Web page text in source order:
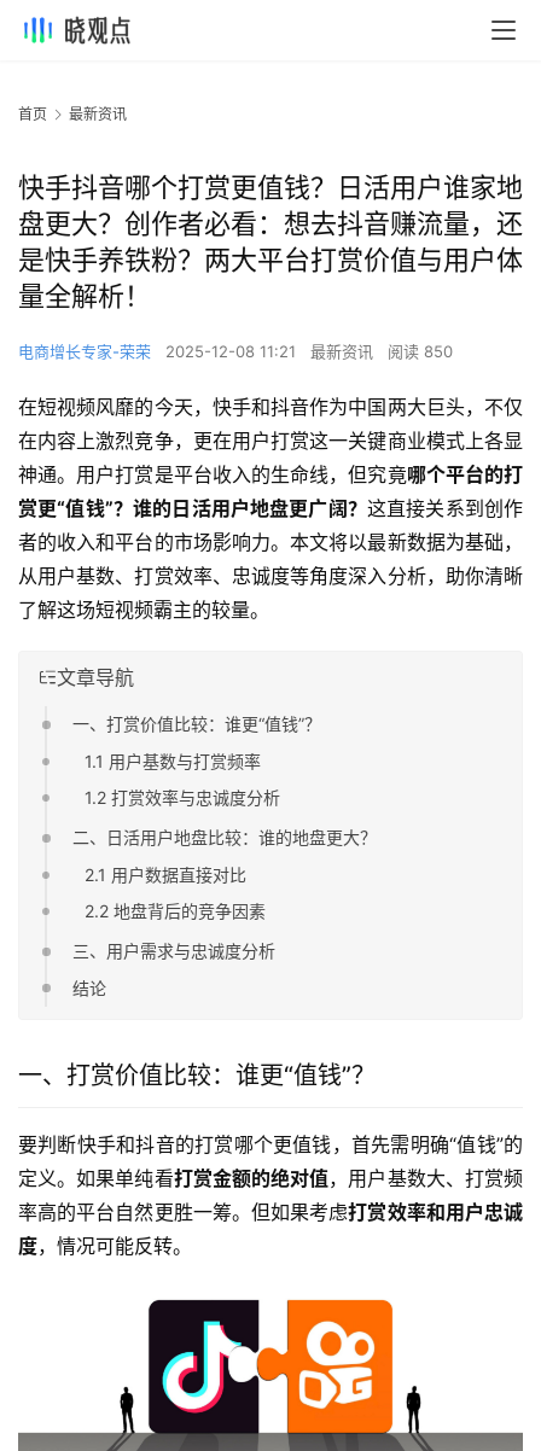
首页 最新资讯
快手抖音哪个打赏更值钱？日活用户谁家地
盘更大？创作者必看：想去抖音赚流量，还
是快手养铁粉？两大平台打赏价值与用户体
量全解析！
电商增长专家-荣荣 2025-12-08 11:21 最新资讯 阅读 850
在短视频风靡的今天，快手和抖音作为中国两大巨头，不仅
在内容上激烈竞争，更在用户打赏这一关键商业模式上各显
神通。用户打赏是平台收入的生命线，但究竟哪个平台的打
赏更“值钱”？谁的日活用户地盘更广阔？ 这直接关系到创作
者的收入和平台的市场影响力。本文将以最新数据为基础，
从用户基数、打赏效率、忠诚度等角度深入分析，助你清晰
了解这场短视频霸主的较量。
文章导航
一、打赏价值比较：谁更“值钱”？
1.1 用户基数与打赏频率
1.2 打赏效率与忠诚度分析
二、日活用户地盘比较：谁的地盘更大？
2.1 用户数据直接对比
2.2 地盘背后的竞争因素
三、用户需求与忠诚度分析
结论
一、打赏价值比较：谁更“值钱”？
要判断快手和抖音的打赏哪个更值钱，首先需明确“值钱”的
定义。如果单纯看打赏金额的绝对值，用户基数大、打赏频
率高的平台自然更胜一筹。但如果考虑打赏效率和用户忠诚
度，情况可能反转。